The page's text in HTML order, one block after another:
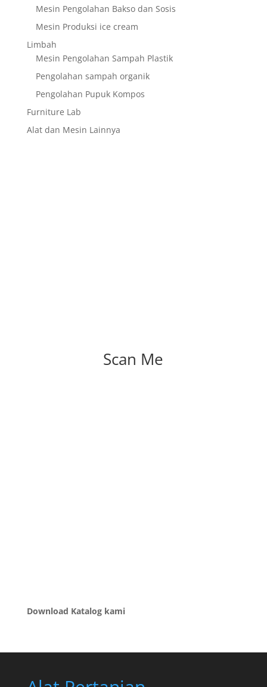
Mesin Pengolahan Bakso dan Sosis
Mesin Produksi ice cream
Limbah
Mesin Pengolahan Sampah Plastik
Pengolahan sampah organik
Pengolahan Pupuk Kompos
Furniture Lab
Alat dan Mesin Lainnya
Scan Me
Download Katalog kami